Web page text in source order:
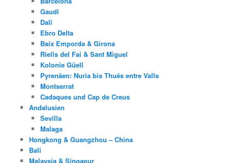
Gaudi
Dali
Ebro Delta
Baix Emporda & Girona
Riells del Fai & Sant Miguel
Kolonie Güell
Pyrenäen: Nuria bis Thués entre Valls
Montserrat
Cadaques und Cap de Creus
Andalusien
Sevilla
Malaga
Hongkong & Guangzhou – China
Bali
Malaysia & Singapur